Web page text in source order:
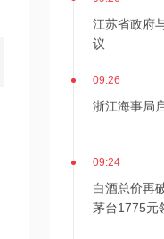
江苏省政府
议
09:26
浙江海事局
09:24
白酒总价再
茅台1775元